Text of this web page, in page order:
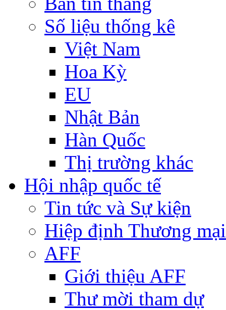
Số liệu thống kê
Việt Nam
Hoa Kỳ
EU
Nhật Bản
Hàn Quốc
Thị trường khác
Hội nhập quốc tế
Tin tức và Sự kiện
Hiệp định Thương
AFF
Giới thiệu AFF
Thư mời tham dự